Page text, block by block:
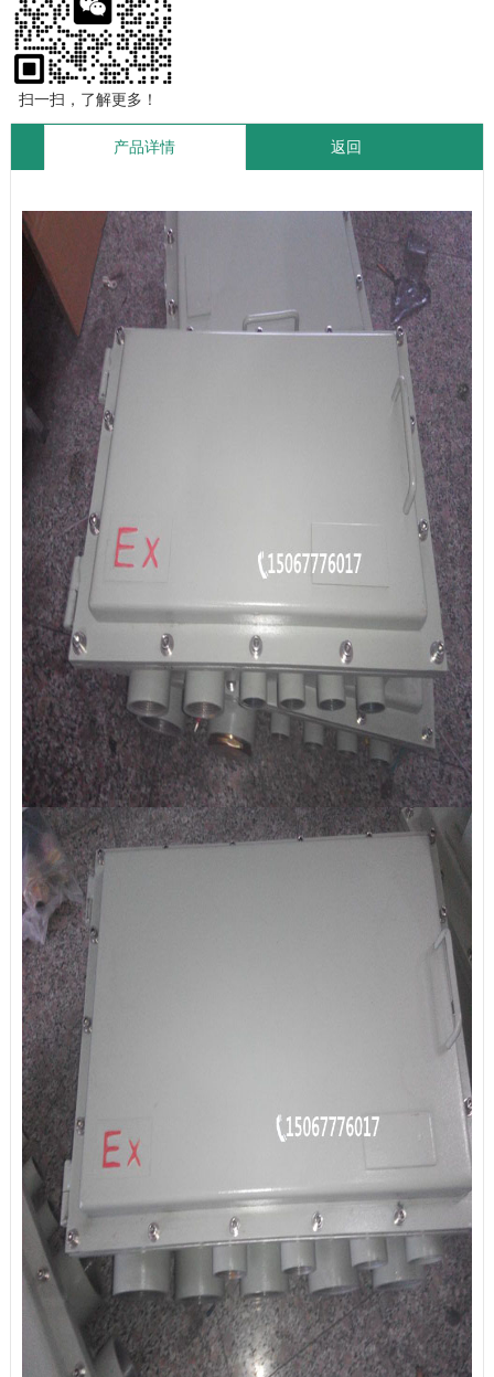
扫一扫，了解更多！
产品详情 返回